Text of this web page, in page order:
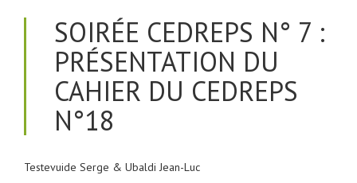
SOIRÉE CEDREPS N° 7 :
PRÉSENTATION DU
CAHIER DU CEDREPS
N°18
Testevuide Serge & Ubaldi Jean-Luc